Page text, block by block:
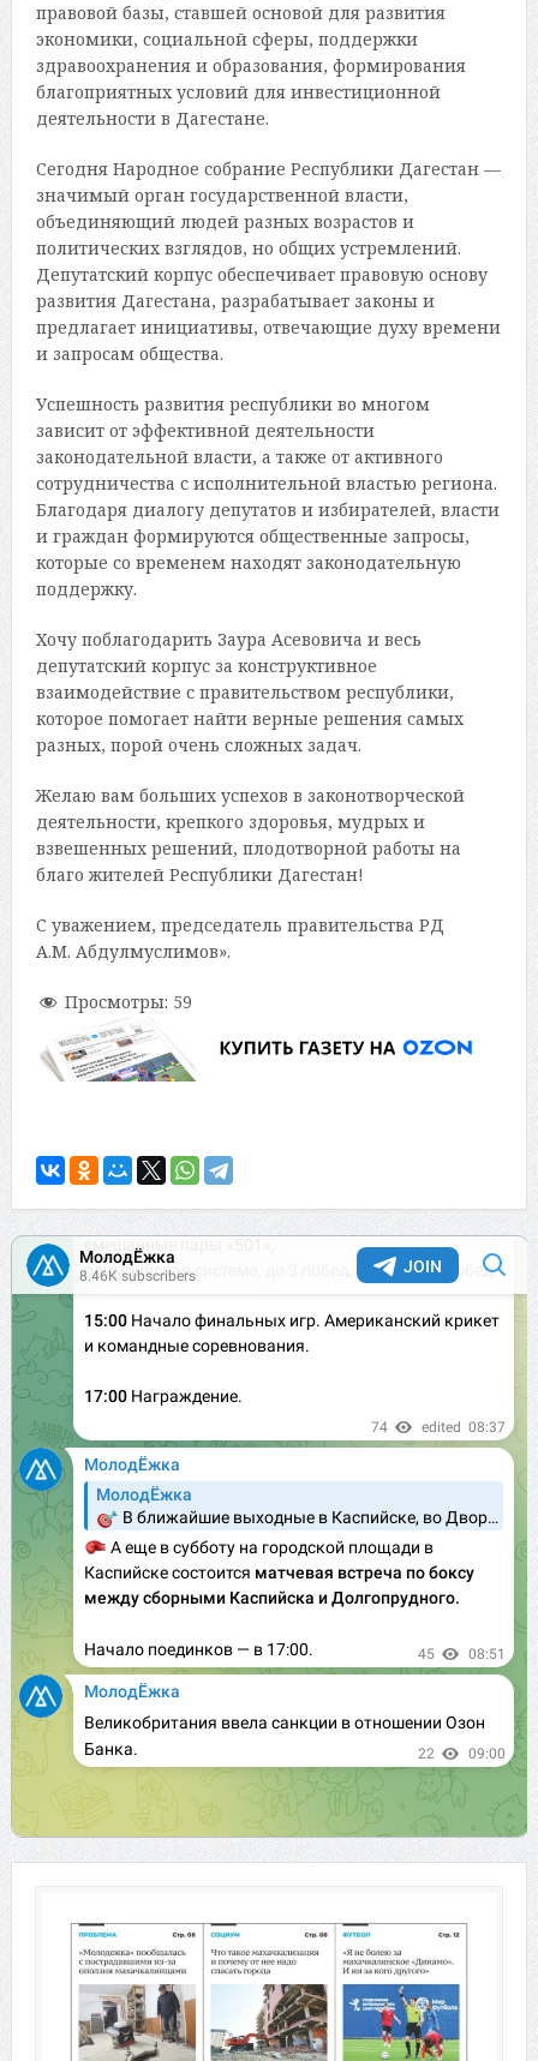
правовой базы, ставшей основой для развития
экономики, социальной сферы, поддержки
здравоохранения и образования, формирования
благоприятных условий для инвестиционной
деятельности в Дагестане.
Сегодня Народное собрание Республики Дагестан —
значимый орган государственной власти,
объединяющий людей разных возрастов и
политических взглядов, но общих устремлений.
Депутатский корпус обеспечивает правовую основу
развития Дагестана, разрабатывает законы и
предлагает инициативы, отвечающие духу времени
и запросам общества.
Успешность развития республики во многом
зависит от эффективной деятельности
законодательной власти, а также от активного
сотрудничества с исполнительной властью региона.
Благодаря диалогу депутатов и избирателей, власти
и граждан формируются общественные запросы,
которые со временем находят законодательную
поддержку.
Хочу поблагодарить Заура Асевовича и весь
депутатский корпус за конструктивное
взаимодействие с правительством республики,
которое помогает найти верные решения самых
разных, порой очень сложных задач.
Желаю вам больших успехов в законотворческой
деятельности, крепкого здоровья, мудрых и
взвешенных решений, плодотворной работы на
благо жителей Республики Дагестан!
С уважением, председатель правительства РД
А.М. Абдулмуслимов».
Просмотры: 59